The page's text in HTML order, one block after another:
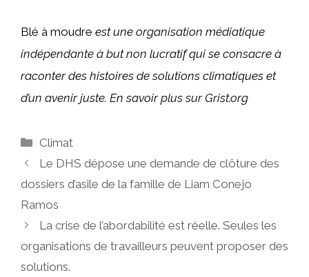
Blé à moudre est une organisation médiatique
indépendante à but non lucratif qui se consacre à
raconter des histoires de solutions climatiques et
d’un avenir juste. En savoir plus sur Grist.org
Catégories
Climat
Le DHS dépose une demande de clôture des
dossiers d’asile de la famille de Liam Conejo
Ramos
La crise de l’abordabilité est réelle. Seules les
organisations de travailleurs peuvent proposer des
solutions.